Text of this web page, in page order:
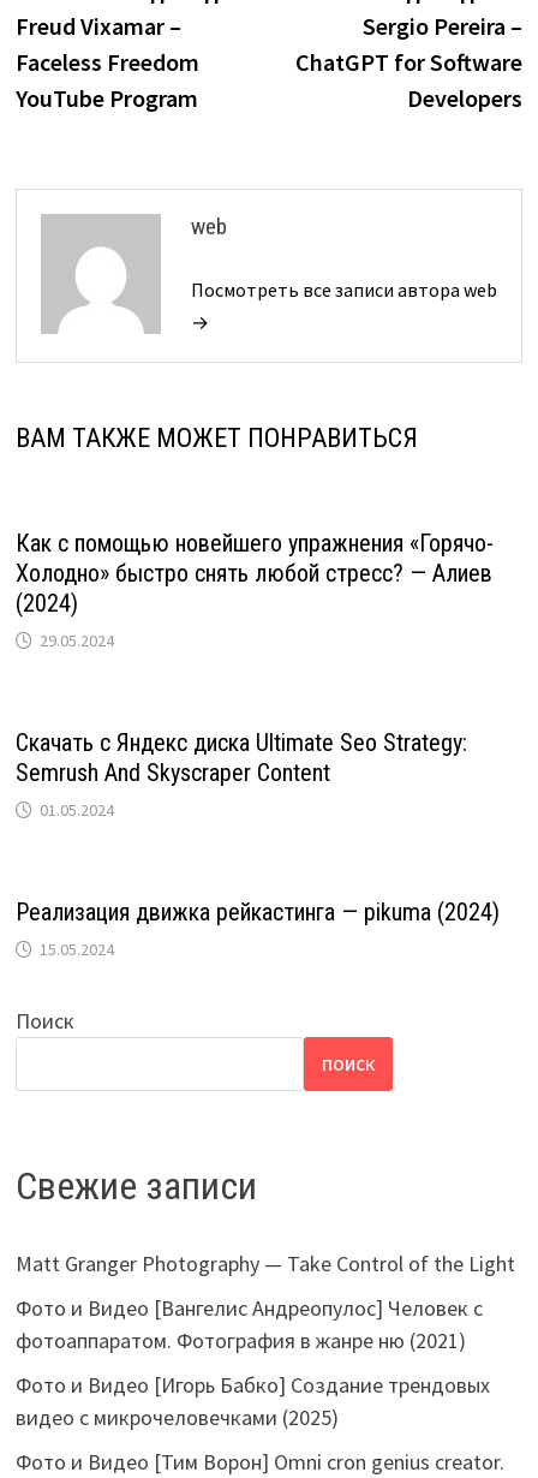
записям
Freud Vixamar –
Faceless Freedom
YouTube Program
Sergio Pereira –
ChatGPT for Software
Developers
web
Посмотреть все записи автора web
→
ВАМ ТАКЖЕ МОЖЕТ ПОНРАВИТЬСЯ
Как с помощью новейшего упражнения «Горячо-
Холодно» быстро снять любой стресс? — Алиев
(2024)
29.05.2024
Скачать с Яндекс диска Ultimate Seo Strategy:
Semrush And Skyscraper Content
01.05.2024
Реализация движка рейкастинга — pikuma (2024)
15.05.2024
Поиск
ПОИСК
Свежие записи
Matt Granger Photography — Take Control of the Light
Фото и Видео [Вангелис Андреопулос] Человек с
фотоаппаратом. Фотография в жанре ню (2021)
Фото и Видео [Игорь Бабко] Создание трендовых
видео с микрочеловечками (2025)
Фото и Видео [Тим Ворон] Omni cron genius creator.